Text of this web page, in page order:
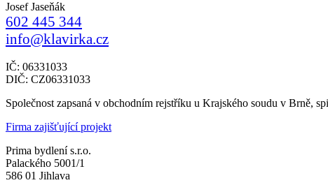
Josef Jaseňák
602 445 344
info@klavirka.cz
IČ: 06331033
DIČ: CZ06331033
Společnost zapsaná v obchodním rejstříku u Krajského soudu v Brně,
Firma zajišťující projekt
Prima bydlení s.r.o.
Palackého 5001/1
586 01 Jihlava